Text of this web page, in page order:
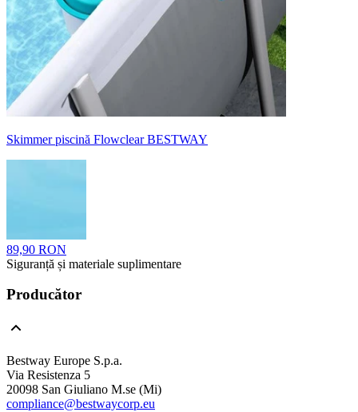
Skimmer piscină Flowclear BESTWAY
89,90 RON
Siguranță și materiale suplimentare
Producător
Bestway Europe S.p.a.
Via Resistenza 5
20098 San Giuliano M.se (Mi)
compliance@bestwaycorp.eu